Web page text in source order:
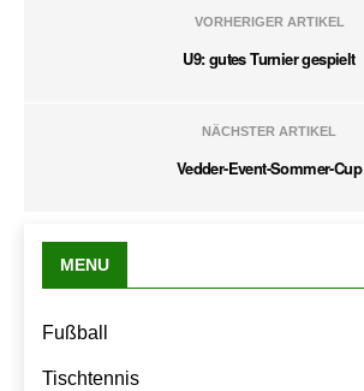
VORHERIGER ARTIKEL
U9: gutes Turnier gespielt
NÄCHSTER ARTIKEL
Vedder-Event-Sommer-Cup
MENU
Fußball
Tischtennis